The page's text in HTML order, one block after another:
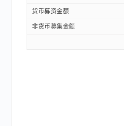
货币募资金额
非货币募集金额